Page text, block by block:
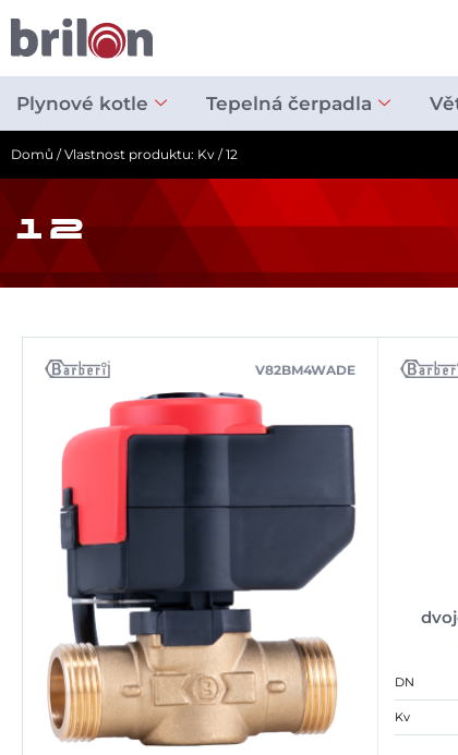
obsah
Plynové kotle Tepelná čerpadla
Domů / Vlastnost produktu: Kv / 12
12
V82BM4WADE
DN
Kv